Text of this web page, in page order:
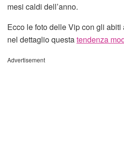
mesi caldi dell’anno.
Ecco le foto delle Vip con gli
nel dettaglio questatendenza
Advertisement